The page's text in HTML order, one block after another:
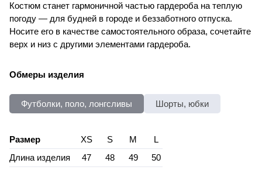
Костюм станет гармоничной частью гардероба на теплую
погоду — для будней в городе и беззаботного отпуска.
Носите его в качестве самостоятельного образа, сочетайте
верх и низ с другими элементами гардероба.
Обмеры изделия
Футболки, поло, лонгсливы Шорты, юбки
Размер XS S M
L
Длина изделия
47 48 49
50